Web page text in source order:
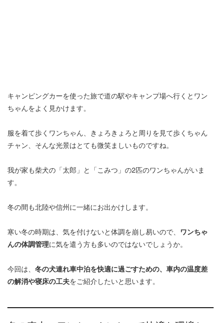
キャンピングカーを使った旅で道の駅やキャンプ場へ行くとワン
ちゃんをよく見かけます。
服を着て歩くワンちゃん、きょろきょろと周りを見て歩くちゃん
チャン、そんな光景はとても微笑ましいものですね。
我が家も柴犬の「太郎」と「こみつ」の2匹のワンちゃんがいま
す。
冬の間も北陸や信州に一緒にお出かけします。
寒い冬の時期は、気を付けないと体調を崩し易いので、 ワンちゃ
んの体調管理に気を遣う方も多いのではないでしょうか。
今回は、 冬の犬連れ車中泊を快適に過ごすための、車内の温度差
の解消や寝床の工夫をご紹介したいと思います。